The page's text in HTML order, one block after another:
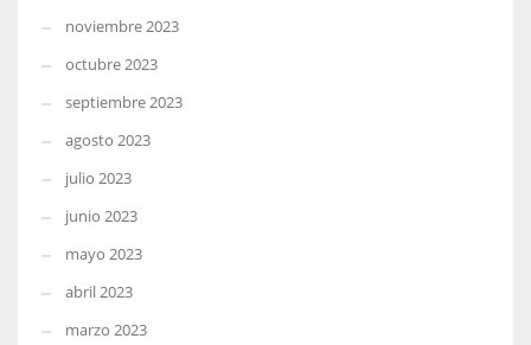
noviembre 2023
octubre 2023
septiembre 2023
agosto 2023
julio 2023
junio 2023
mayo 2023
abril 2023
marzo 2023